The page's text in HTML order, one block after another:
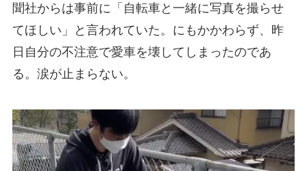
聞社からは事前に「自転車と一緒に写真を撮らせ
てほしい」と言われていた。にもかかわらず、昨
日自分の不注意で愛車を壊してしまったのであ
る。涙が止まらない。